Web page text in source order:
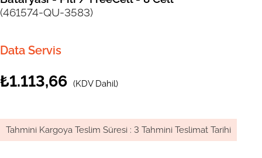
(461574-QU-3583)
Data Servis
₺1.113,66 (KDV Dahil)
Tahmini Kargoya Teslim Süresi : 3 Tahmini Teslimat Tarihi